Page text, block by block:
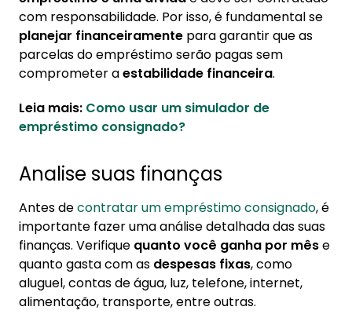
com responsabilidade. Por isso, é fundamental se
planejar financeiramente para garantir que as
parcelas do empréstimo serão pagas sem
comprometer aestabilidade financeira.
Leia mais: Como usar um simulador de
empréstimo consignado?
Analise suas finanças
Antes decontratar um empréstimo consignado, é
importante fazer uma análise detalhada das suas
finanças. Verifique quanto você ganha por mêse
quanto gasta com as despesas fixas, como
aluguel, contas de água, luz, telefone, internet,
alimentação, transporte, entre outras.